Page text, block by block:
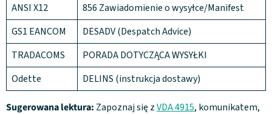
ANSI X12
856 Zawiadomienie o wysyłce/Manifest
GS1 EANCOM
DESADV (Despatch Advice)
TRADACOMS
PORADA DOTYCZĄCA WYSYŁKI
Odette
DELINS (instrukcja dostawy)
Sugerowana lektura: Zapoznaj się zVDA 4915, komunikatem,